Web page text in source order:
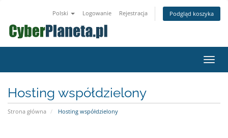
Polski Logowanie Rejestracja Podgląd koszyka
Hosting współdzielony
Strona główna Hosting współdzielony